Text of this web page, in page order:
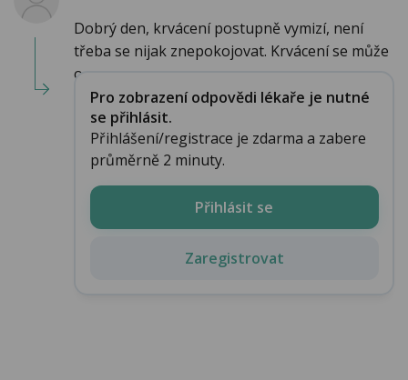
Dobrý den, krvácení postupně vymizí, není
třeba se nijak znepokojovat. Krvácení se může
o...
Pro zobrazení odpovědi lékaře je nutné
se přihlásit.
Přihlášení/registrace je zdarma a zabere
průměrně 2 minuty.
Přihlásit se
Zaregistrovat